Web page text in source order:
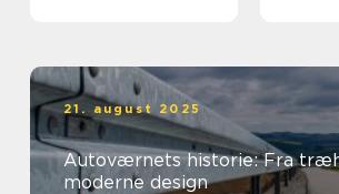
21. august 2025
Autoværnets historie: Fra
moderne design